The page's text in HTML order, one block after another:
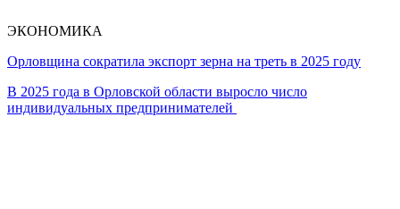
ЭКОНОМИКА
Орловщина сократила экспорт зерна на треть в 2025 году
В 2025 года в Орловской области выросло число
индивидуальных предпринимателей